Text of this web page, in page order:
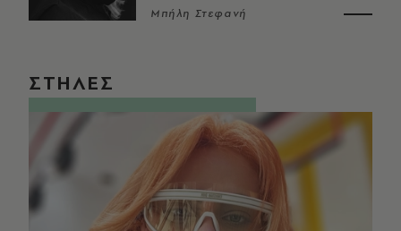
Μπήλη Στεφανή
ΣΤΗΛΕΣ